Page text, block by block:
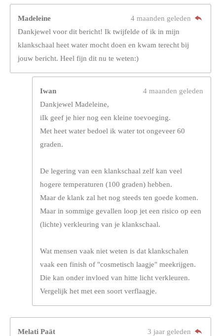
Madeleine
4 maanden geleden
Dankjewel voor dit bericht! Ik twijfelde of ik in mijn
klankschaal heet water mocht doen en kwam terecht bij
jouw bericht. Heel fijn dit nu te weten:)
Iwan
4 maanden geleden
Dankjewel Madeleine,
iIk geef je hier nog een kleine toevoeging.
Met heet water bedoel ik water tot ongeveer 60
graden.
De legering van een klankschaal zelf kan veel
hogere temperaturen (100 graden) hebben.
Maar de klank zal het nog steeds ten goede komen.
Maar in sommige gevallen loop jet een risico op een
(lichte) verkleuring van je klankschaal.
Wat mensen vaak niet weten is dat klankschalen
vaak een finish of "cosmetisch laagje" meekrijgen.
Die kan onder invloed van hitte licht verkleuren.
Vergelijk het met een soort verflaagje.
Melati Paät
3 jaar geleden